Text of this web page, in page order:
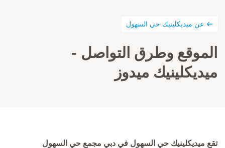
عن ميديكلينيك حي السهول
الموقع وطرق التواصل -
ميديكلينيك ميدوز
تقع ميديكلينيك حي السهول في دبي مجمع حي السهول